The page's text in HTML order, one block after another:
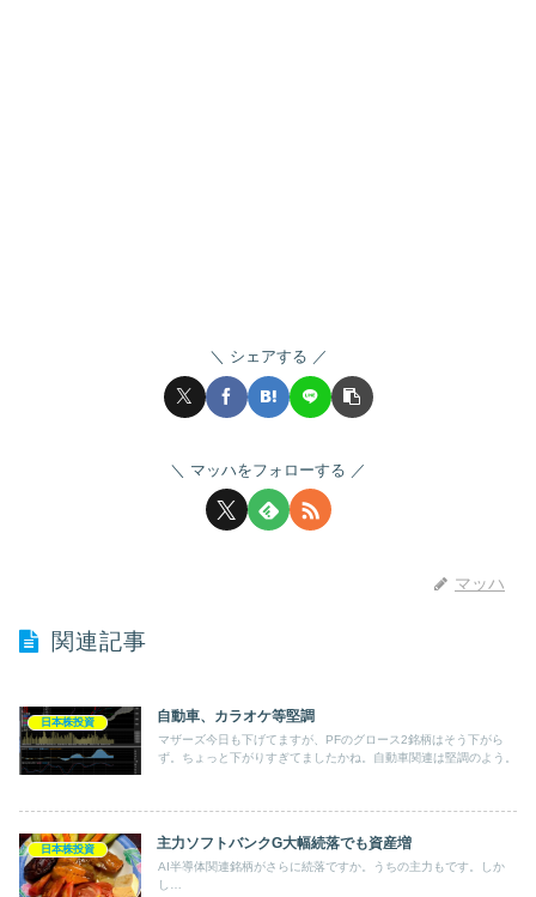
シェアする
マッハをフォローする
マッハ
関連記事
日本株投資 自動車、カラオケ等堅調
マザーズ今日も下げてますが、PFのグロース2銘柄はそう下がら
ず。ちょっと下がりすぎてましたかね。自動車関連は堅調のよう。
日本株投資 主力ソフトバンクG大幅続落でも資産増
AI半導体関連銘柄がさらに続落ですか。うちの主力もです。しか
し…